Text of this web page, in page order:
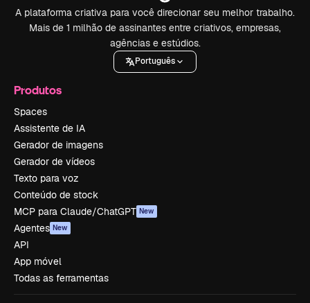
A plataforma criativa para você direcionar seu melhor trabalho.
Mais de 1 milhão de assinantes entre criativos, empresas,
agências e estúdios.
Português
Produtos
Spaces
Assistente de IA
Gerador de imagens
Gerador de vídeos
Texto para voz
Conteúdo de stock
MCP para Claude/ChatGPT New
Agentes New
API
App móvel
Todas as ferramentas